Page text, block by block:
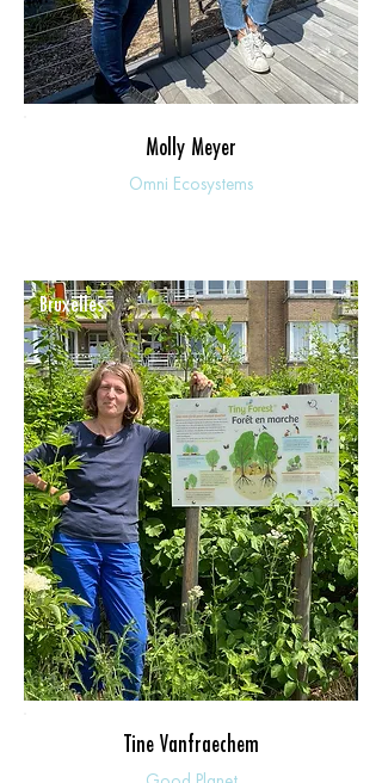
Molly Meyer
Omni Ecosystems
Bruxelles
Tine Vanfraechem